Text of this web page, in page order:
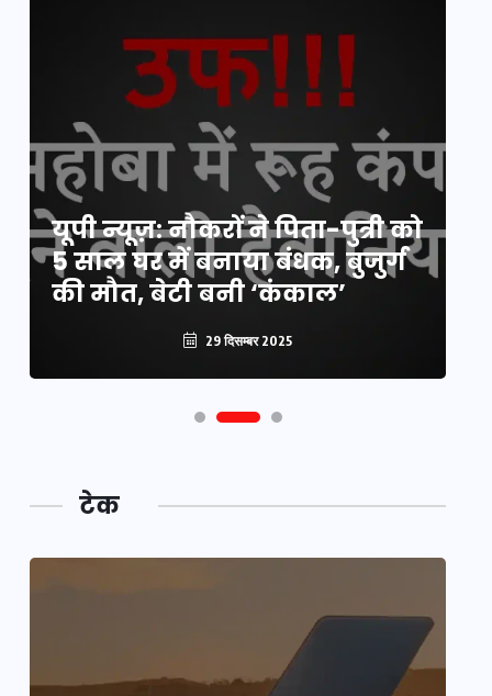
यूपी न्यूज़: नौकरों ने पिता-पुत्री को
5 साल घर में बनाया बंधक, बुजुर्ग
की मौत, बेटी बनी ‘कंकाल’
29 दिसम्बर 2025
यूपी लेखपाल भर्ती: ओबीसी को
मिली बड़ी राहत, 2158 पदों पर बंपर
वैकेंसी, जनरल कोटे में भारी
कटौती
29 दिसम्बर 2025
टेक